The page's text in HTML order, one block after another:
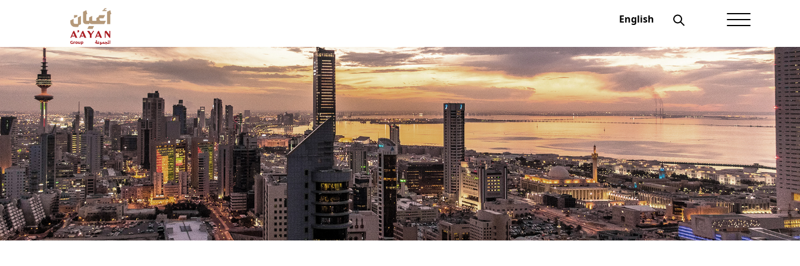
English
عن أعيان
شؤون المستثمرين
الحوكمة
منتجاتنــا
الإفصاحات
أخبار أعيان
نماذج تهمك